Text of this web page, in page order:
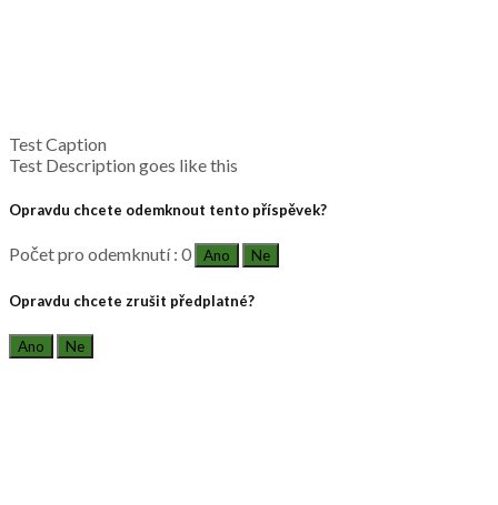
Test Caption
Test Description goes like this
Opravdu chcete odemknout tento příspěvek?
Počet pro odemknutí : 0 Ano Ne
Opravdu chcete zrušit předplatné?
Ano Ne